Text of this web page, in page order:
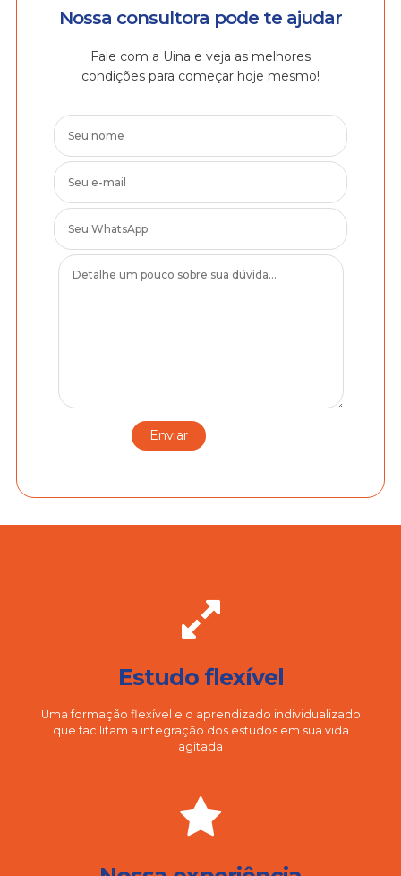
Nossa consultora pode te ajudar
Fale com a Uina e veja as melhores
condições para começar hoje mesmo!
Estudo flexível
Uma formação flexível e o aprendizado individualizado
que facilitam a integração dos estudos em sua vida
agitada